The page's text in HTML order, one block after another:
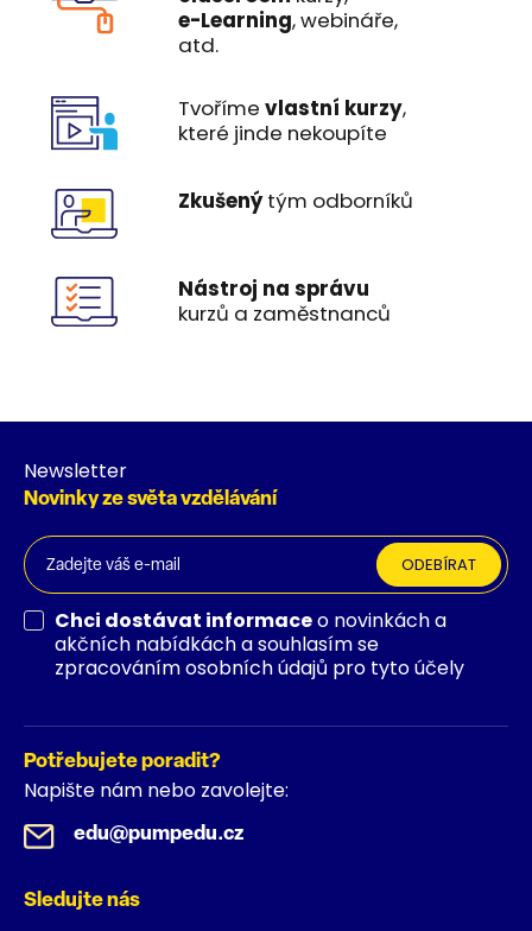
e-Learning, webináře,
atd.
Tvoříme vlastní kurzy,
které jinde nekoupíte
Zkušenýtým odborníků
Nástroj na správu
kurzů a zaměstnanců
Newsletter
Novinky ze světa vzdělávání
ODEBÍRAT
Chci dostávat informaceo novinkách a
akčních nabídkách a souhlasím se
zpracováním osobních údajů pro tyto účely
Potřebujete poradit?
Napište nám nebo zavolejte:
edu@pumpedu.cz
Sledujte nás